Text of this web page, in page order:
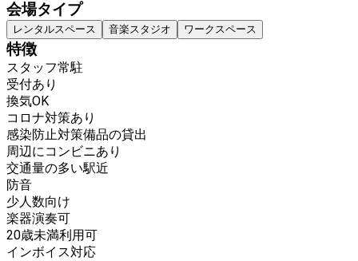
会場タイプ
レンタルスペース 音楽スタジオ ワークスペース
特徴
スタッフ常駐
受付あり
換気OK
コロナ対策あり
感染防止対策備品の貸出
周辺にコンビニあり
交通量の多い駅近
防音
少人数向け
楽器演奏可
20歳未満利用可
インボイス対応